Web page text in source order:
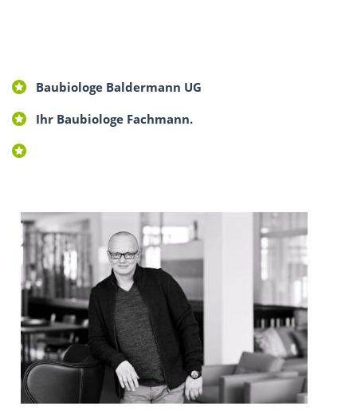
Baubiologe Baldermann UG
Ihr Baubiologe Fachmann.